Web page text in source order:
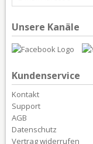
Unsere Kanäle
Kundenservice
Kontakt
Support
AGB
Datenschutz
Vertrag widerrufen